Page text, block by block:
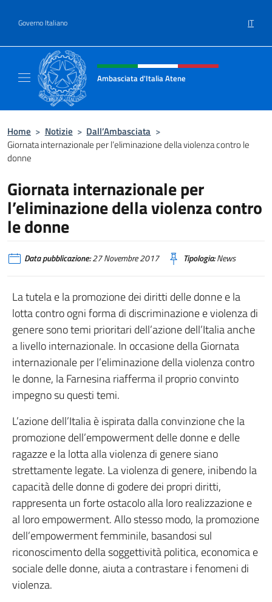
Governo Italiano IT
Intestazione sito, social e menù
Ambasciata d'Italia Atene
Home > Notizie > Dall’Ambasciata >
Giornata internazionale per l’eliminazione della violenza contro le
donne
Giornata internazionale per
l’eliminazione della violenza contro
le donne
Data pubblicazione:27 Novembre 2017 Tipologia:News
La tutela e la promozione dei diritti delle donne e la
lotta contro ogni forma di discriminazione e violenza di
genere sono temi prioritari dell’azione dell’Italia anche
a livello internazionale. In occasione della Giornata
internazionale per l’eliminazione della violenza contro
le donne, la Farnesina riafferma il proprio convinto
impegno su questi temi.
L’azione dell’Italia è ispirata dalla convinzione che la
promozione dell’empowerment delle donne e delle
ragazze e la lotta alla violenza di genere siano
strettamente legate. La violenza di genere, inibendo la
capacità delle donne di godere dei propri diritti,
rappresenta un forte ostacolo alla loro realizzazione e
al loro empowerment. Allo stesso modo, la promozione
dell’empowerment femminile, basandosi sul
riconoscimento della soggettività politica, economica e
sociale delle donne, aiuta a contrastare i fenomeni di
violenza.